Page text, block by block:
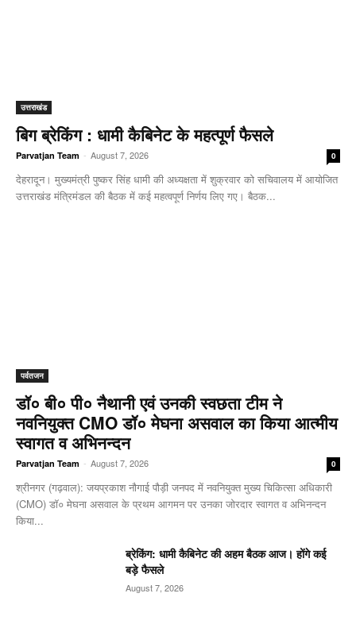
उत्तराखंड
बिग ब्रेकिंग : धामी कैबिनेट के महत्पूर्ण फैसले
Parvatjan Team - August 7, 2026 0
देहरादून। मुख्यमंत्री पुष्कर सिंह धामी की अध्यक्षता में शुक्रवार को सचिवालय में आयोजित
उत्तराखंड मंत्रिमंडल की बैठक में कई महत्वपूर्ण निर्णय लिए गए। बैठक...
पर्वतजन
डॉ० बी० पी० नैथानी एवं उनकी स्वछता टीम ने
नवनियुक्त CMO डॉ० मेघना असवाल का किया आत्मीय
स्वागत व अभिनन्दन
Parvatjan Team - August 7, 2026 0
श्रीनगर (गढ़वाल): जयप्रकाश नौगाई ​पौड़ी जनपद में नवनियुक्त मुख्य चिकित्सा अधिकारी
(CMO) डॉ० मेघना असवाल के प्रथम आगमन पर उनका जोरदार स्वागत व अभिनन्दन
किया...
ब्रेकिंग: धामी कैबिनेट की अहम बैठक आज। होंगे कई
बड़े फैसले
August 7, 2026